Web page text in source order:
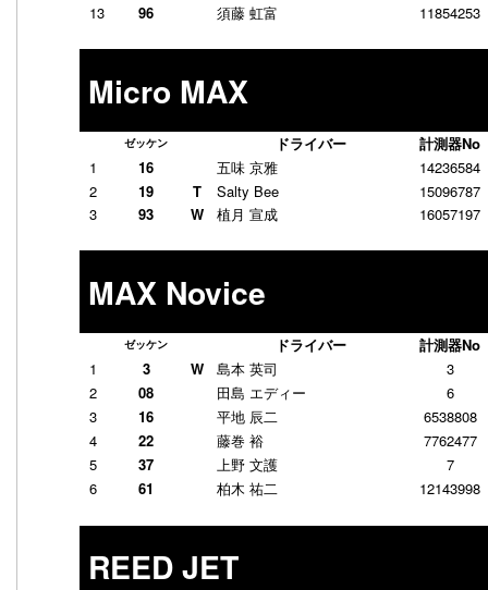
13
96 須藤 虹富 11854253
Micro MAX
ゼッケン ドライバー
計測器No
1
16 五味 京雅
14236584
2
19 T Salty Bee
15096787
3
93 W 植月 宣成 16057197
MAX Novice
ゼッケン ドライバー
計測器No
1
3 W 島本 英司
3
2
08 田島 エディー
6
3
16 平地 辰二
6538808
4
22 藤巻 裕
7762477
5
37 上野 文護
7
6
61 柏木 祐二 12143998
REED JET